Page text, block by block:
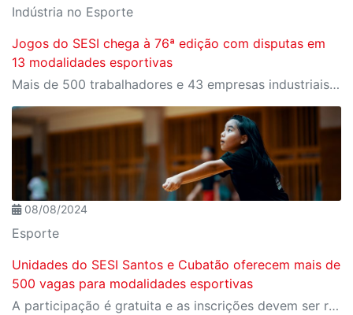
Indústria no Esporte
Jogos do SESI chega à 76ª edição com disputas em
13 modalidades esportivas
Mais de 500 trabalhadores e 43 empresas industriais participaram da final estadual realizada em Presidente Epitácio
08/08/2024
Esporte
Unidades do SESI Santos e Cubatão oferecem mais de
500 vagas para modalidades esportivas
A participação é gratuita e as inscrições devem ser realizadas presencialmente na secretaria das unidades